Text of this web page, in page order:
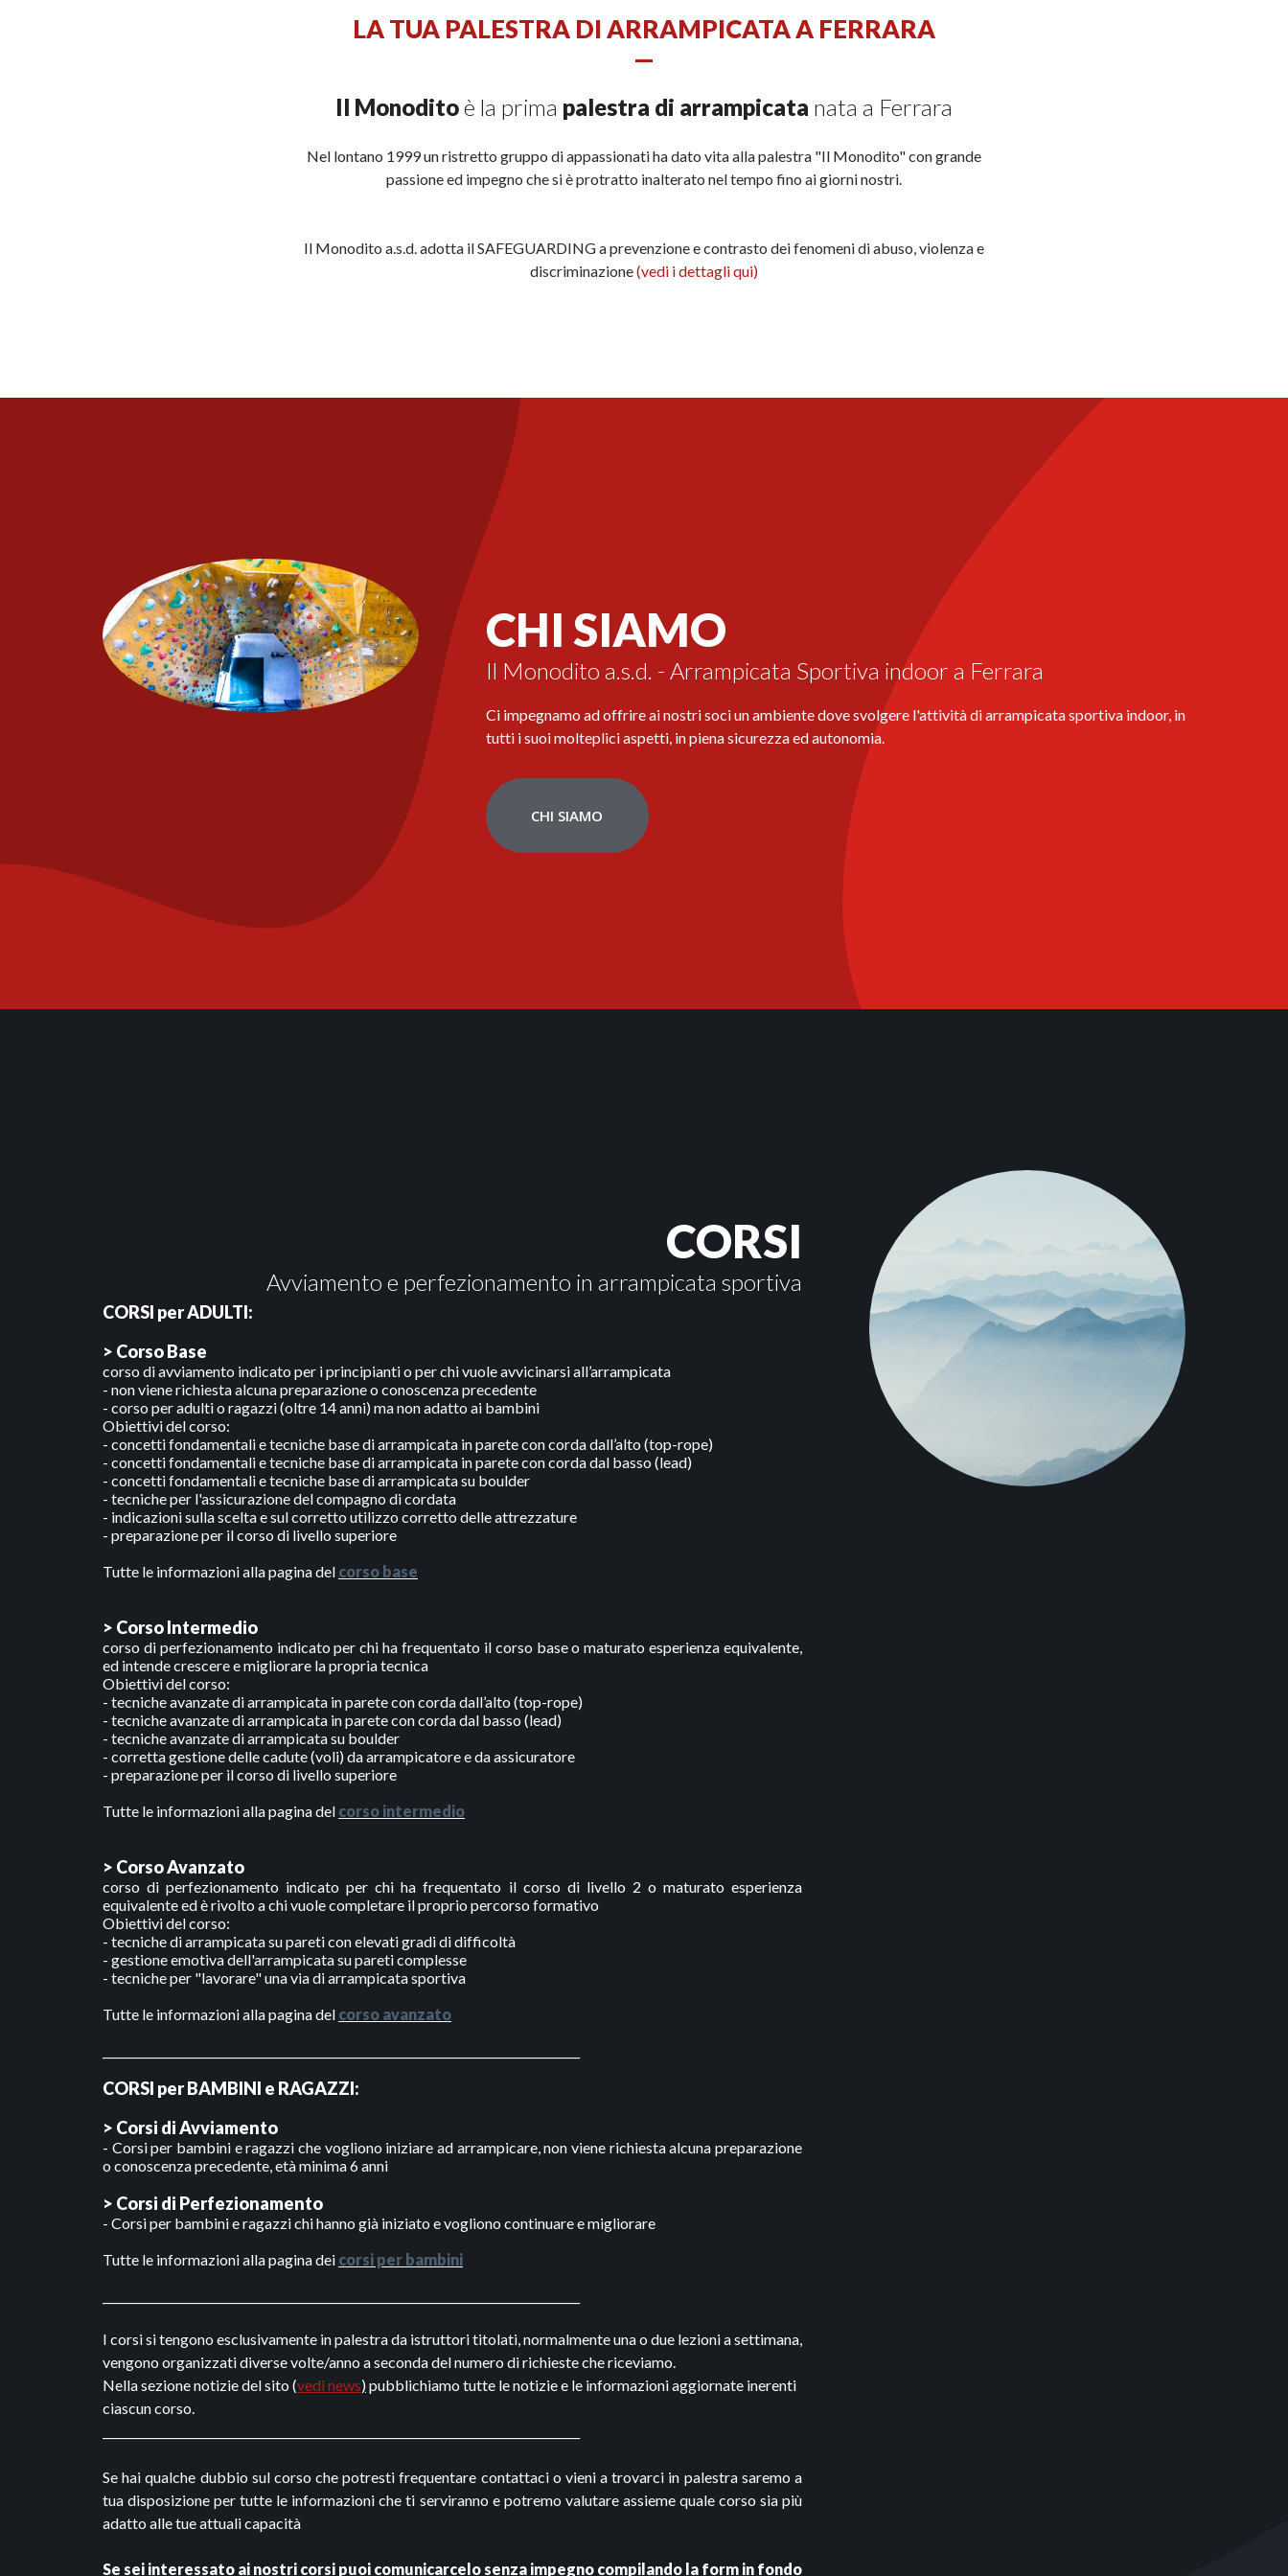
LA TUA PALESTRA DI ARRAMPICATA A FERRARA
—
Il Monoditoè la prima palestra di arrampicata nata a Ferrara
Nel lontano 1999 un ristretto gruppo di appassionati ha dato vita alla palestra "Il Monodito" con grande
passione ed impegno che si è protratto inalterato nel tempo fino ai giorni nostri.
Il Monodito a.s.d. adotta il SAFEGUARDING a prevenzione e contrasto dei fenomeni di abuso, violenza e
discriminazione(vedi i dettagli qui)
CHI SIAMO
Il Monodito a.s.d. - Arrampicata Sportiva indoor a Ferrara
Ci impegnamo ad offrire ai nostri soci un ambiente dove svolgere l'attività di arrampicata sportiva indoor, in
tutti i suoi molteplici aspetti, in piena sicurezza ed autonomia.
CHI SIAMO
CORSI
Avviamento e perfezionamento in arrampicata sportiva
CORSI per ADULTI:
> Corso Base
corso di avviamento indicato per i principianti o per chi vuole avvicinarsi all’arrampicata
- non viene richiesta alcuna preparazione o conoscenza precedente
- corso per adulti o ragazzi (oltre 14 anni) ma non adatto ai bambini
Obiettivi del corso:
- concetti fondamentali e tecniche base di arrampicata in parete con corda dall’alto (top-rope)
- concetti fondamentali e tecniche base di arrampicata in parete con corda dal basso (lead)
- concetti fondamentali e tecniche base di arrampicata su boulder
- tecniche per l'assicurazione del compagno di cordata
- indicazioni sulla scelta e sul corretto utilizzo corretto delle attrezzature
- preparazione per il corso di livello superiore
Tutte le informazioni alla pagina del corso base
> Corso Intermedio
corso di perfezionamento indicato per chi ha frequentato il corso base o maturato esperienza equivalente,
ed intende crescere e migliorare la propria tecnica
Obiettivi del corso:
- tecniche avanzate di arrampicata in parete con corda dall’alto (top-rope)
- tecniche avanzate di arrampicata in parete con corda dal basso (lead)
- tecniche avanzate di arrampicata su boulder
- corretta gestione delle cadute (voli) da arrampicatore e da assicuratore
- preparazione per il corso di livello superiore
Tutte le informazioni alla pagina del corso intermedio
> Corso Avanzato
corso di perfezionamento indicato per chi ha frequentato il corso di livello 2 o maturato esperienza
equivalente ed è rivolto a chi vuole completare il proprio percorso formativo
Obiettivi del corso:
- tecniche di arrampicata su pareti con elevati gradi di difficoltà
- gestione emotiva dell'arrampicata su pareti complesse
- tecniche per "lavorare" una via di arrampicata sportiva
Tutte le informazioni alla pagina del corso avanzato
CORSI per BAMBINI e RAGAZZI:
> Corsi di Avviamento
- Corsi per bambini e ragazzi che vogliono iniziare ad arrampicare, non viene richiesta alcuna preparazione
o conoscenza precedente, età minima 6 anni
> Corsi di Perfezionamento
- Corsi per bambini e ragazzi chi hanno già iniziato e vogliono continuare e migliorare
Tutte le informazioni alla pagina dei corsi per bambini
I corsi si tengono esclusivamente in palestra da istruttori titolati, normalmente una o due lezioni a settimana,
vengono organizzati diverse volte/anno a seconda del numero di richieste che riceviamo.
Nella sezione notizie del sito (vedi news)pubblichiamo tutte le notizie e le informazioni aggiornate inerenti
ciascun corso.
Se hai qualche dubbio sul corso che potresti frequentare contattaci o vieni a trovarci in palestra saremo a
tua disposizione per tutte le informazioni che ti serviranno e potremo valutare assieme quale corso sia più
adatto alle tue attuali capacità
Se sei interessato ai nostri corsi puoi comunicarcelo senza impegno compilando la form in fondo